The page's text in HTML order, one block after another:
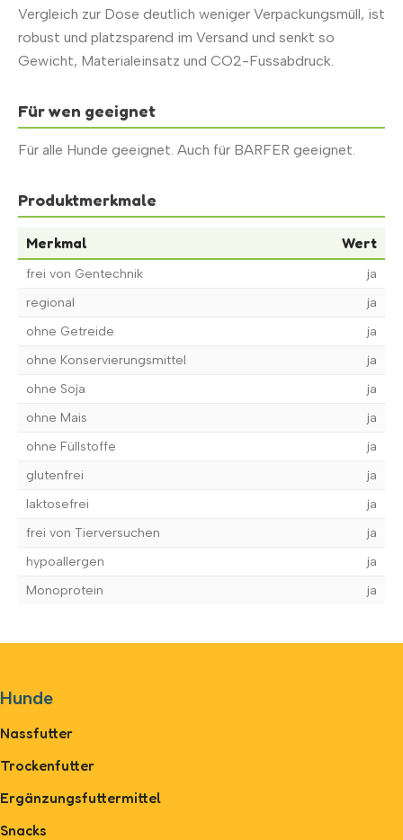
Vergleich zur Dose deutlich weniger Verpackungsmüll, ist
robust und platzsparend im Versand und senkt so
Gewicht, Materialeinsatz und CO2-Fussabdruck.
Für wen geeignet
Für alle Hunde geeignet. Auch für BARFER geeignet.
Produktmerkmale
Merkmal Wert
frei von Gentechnik
ja
regional
ja
ohne Getreide
ja
ohne Konservierungsmittel
ja
ohne Soja
ja
ohne Mais
ja
ohne Füllstoffe
ja
glutenfrei
ja
laktosefrei
ja
frei von Tierversuchen
ja
hypoallergen
ja
Monoprotein
ja
Hunde
Nassfutter
Trockenfutter
Ergänzungsfuttermittel
Snacks